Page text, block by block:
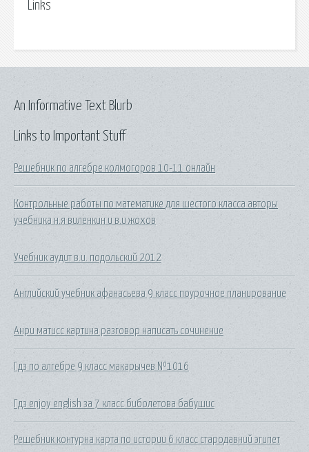
Links
Links to Important Stuff
Решебник по алгебре колмогоров 10-11 онлайн
Контрольные работы по математике для шестого класса авторы
учебника н.я виленкин и в.и жохов
Учебник аудит в.и. подольский 2012
Английский учебник афанасьева 9 класс поурочное планирование
Анри матисс картина разговор написать сочинение
Гдз по алгебре 9 класс макарычев №1016
Гдз enjoy english за 7 класс биболетова бабушис
Решебник контурна карта по истории 6 класс стародавний эгипет
An Informative Text Blurb